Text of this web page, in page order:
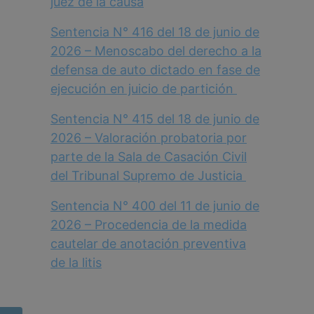
Sentencia N° 416 del 18 de junio de
2026 – Menoscabo del derecho a la
defensa de auto dictado en fase de
ejecución en juicio de partición
Sentencia N° 415 del 18 de junio de
2026 – Valoración probatoria por
parte de la Sala de Casación Civil
del Tribunal Supremo de Justicia
Sentencia N° 400 del 11 de junio de
2026 – Procedencia de la medida
cautelar de anotación preventiva
de la litis